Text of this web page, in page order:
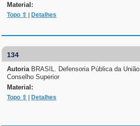
Material:
Topo ⇧ Detalhes
134
Autoria BRASIL. Defensoria Pública da União.
Conselho Superior
Material:
Topo ⇧ Detalhes